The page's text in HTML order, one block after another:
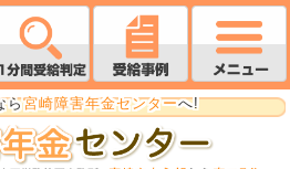
ら宮崎障害年金センターへ!